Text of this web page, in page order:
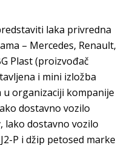
laka privredna
– Mercedes, Renault,
Plast (proizvođač
i mini izložba
organizaciji kompanije
dostavno vozilo
lako dostavno vozilo
P i džip petosed marke